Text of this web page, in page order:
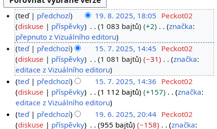
2
5
teď předchozí 19. 8. 2025, 18:05 Peckot02
diskuse
příspěvky 1 083 bajtů
+2
B
e
z
s
h
r
n
u
t
značka:
přepnuto z Vizuálního editoru
2
teď předchozí 15. 7. 2025, 14:45 Peckot02
diskuse
příspěvky 1 081 bajtů
−31
B
e
z
s
h
r
značka:
editace z Vizuálního editoru
teď
předchozí 15. 7. 2025, 14:36 Peckot02
diskuse
příspěvky 1 112 bajtů
+157
B
e
z
značka:
editace z Vizuálního editoru
teď předchozí 19. 6. 2025, 20:44 Peckot02
diskuse
příspěvky 955 bajtů
−158
značka: